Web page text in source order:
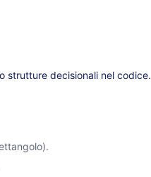
strutture decisionali nel codice.